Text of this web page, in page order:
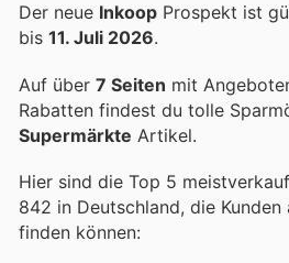
Der neue Inkoop Prospekt ist
bis 11. Juli 2026.
Auf über 7 Seiten mit
Rabatten findest du tolle
Supermärkte Artikel.
Hier sind die Top 5
842 in Deutschland, die Kunden
finden können: